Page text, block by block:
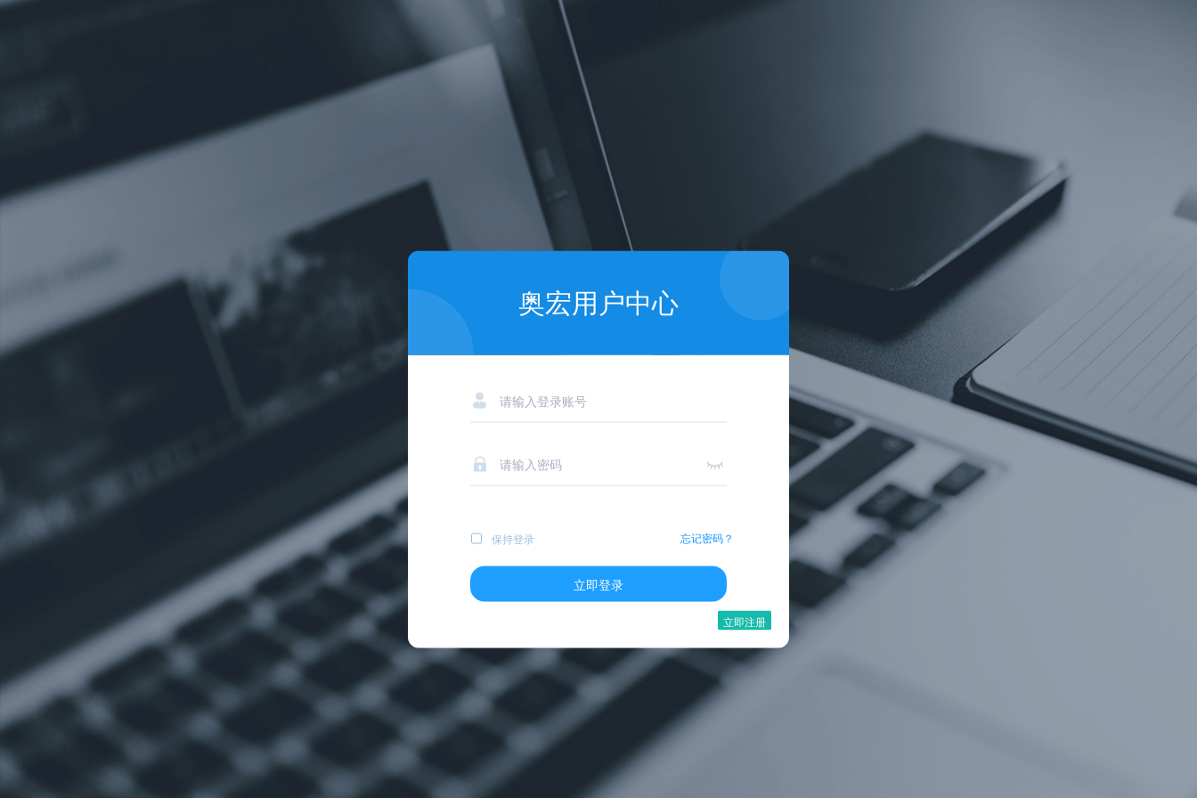
奥宏用户中心
保持登录 忘记密码？
立即登录
立即注册